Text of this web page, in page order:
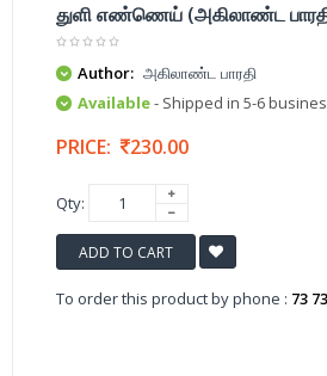
துளி எண்ணெய் (அகிலாண்ட
Author: அகிலாண்ட பாரதி
Available- Shipped in 5-6
PRICE: 230.00
Qty:
ADD TO CART
To order this product by phone : 73